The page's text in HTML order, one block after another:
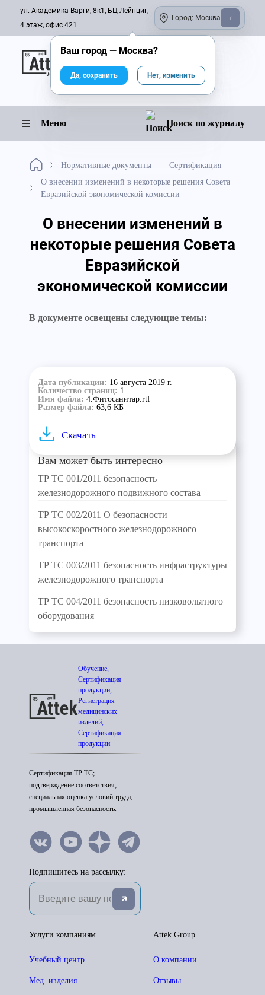
ул. Академика Варги, 8к1, БЦ Лейпциг,
4 этаж, офис 421
Город: Москва
Онлайн-журнал
Меню Поиск по журналу
Нормативные документы
Сертификация
О внесении изменений в некоторые решения Совета
Евразийской экономической комиссии
О внесении изменений в
некоторые решения Совета
Евразийской
экономической комиссии
В документе освещены следующие темы:
Дата публикации: 16 августа 2019 г.
Количество страниц: 1
Имя файла: 4.Фитосанитар.rtf
Размер файла: 63,6 КБ
Скачать
Вам может быть интересно
ТР ТС 001/2011 безопасность
железнодорожного подвижного состава
ТР ТС 002/2011 О безопасности
высокоскоростного железнодорожного
транспорта
ТР ТС 003/2011 безопасность инфраструктуры
железнодорожного транспорта
ТР ТС 004/2011 безопасность низковольтного
оборудования
Обучение,
Сертификация
продукции,
Регистрация
медицинских
изделий,
Сертификация
продукции
Сертификация ТР ТС;
подтверждение соответствия;
специальная оценка условий труда;
промышленная безопасность.
Подпишитесь на рассылку:
Attek Group
О компании
Отзывы
Услуги компаниям
Учебный центр
Мед. изделия
Ваш город — Москва?
Да, сохранить Нет, изменить